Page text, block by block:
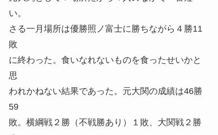
い。
さる一月場所は優勝照ノ富士に勝ちながら４勝11
敗
に終わった。食いなれないものを食ったせいかと
思
われかねない結果であった。元大関の成績は46勝
59
敗。横綱戦２勝（不戦勝あり）１敗、大関戦２勝